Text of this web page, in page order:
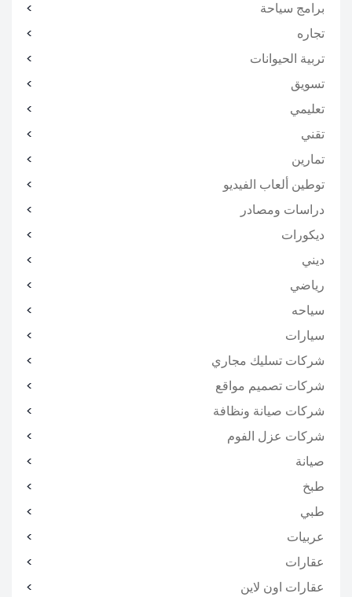
برامج سياحة
تجاره
تربية الحيوانات
تسويق
تعليمي
تقني
تمارين
توطين ألعاب الفيديو
دراسات ومصادر
ديكورات
ديني
رياضي
سياحه
سيارات
شركات تسليك مجاري
شركات تصميم مواقع
شركات صيانة ونظافة
شركات عزل الفوم
صيانة
طبخ
طبي
عربيات
عقارات
عقارات اون لاين